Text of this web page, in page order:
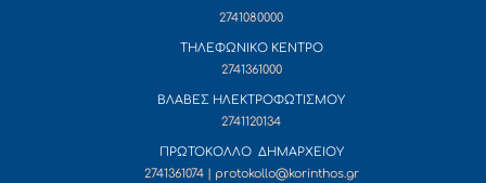
2741080000
ΤΗΛΕΦΩΝΙΚΟ ΚΕΝΤΡΟ
2741361000
ΒΛΑΒΕΣ ΗΛΕΚΤΡΟΦΩΤΙΣΜΟΥ
2741120134
ΠΡΩΤΟΚΟΛΛΟ ΔΗΜΑΡΧΕΙΟΥ
2741361074 | protokollo@korinthos.gr